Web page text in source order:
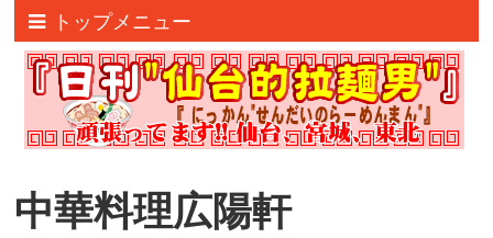
トップメニュー
中華料理広陽軒